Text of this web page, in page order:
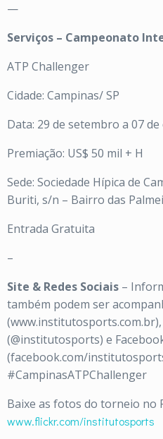
—
Serviços – Campeonato
ATP Challenger
Cidade: Campinas/ SP
Data: 29 de setembro a 07
Premiação: US$ 50 mil + H
Sede: Sociedade Hípica de
Buriti, s/n – Bairro das
Entrada Gratuita
–
Site & Redes Sociais –
também podem ser
(@institutosports) e
(facebook.com/
#CampinasATPChallenger
Baixe as fotos do torneio no
www.flickr.com/institutosports